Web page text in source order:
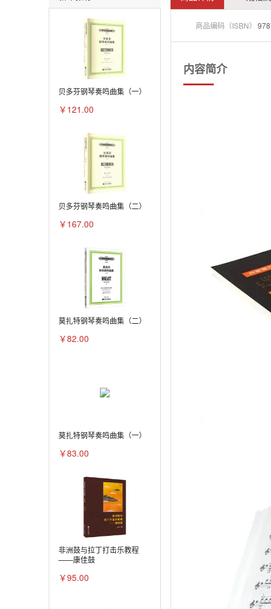
贝多芬钢琴奏鸣曲集（一）
￥121.00
贝多芬钢琴奏鸣曲集（二）
￥167.00
莫扎特钢琴奏鸣曲集（二）
￥82.00
莫扎特钢琴奏鸣曲集（一）
￥83.00
非洲鼓与拉丁打击乐教程
——康佳鼓
￥95.00
商品编码（ISBN）
内容简介